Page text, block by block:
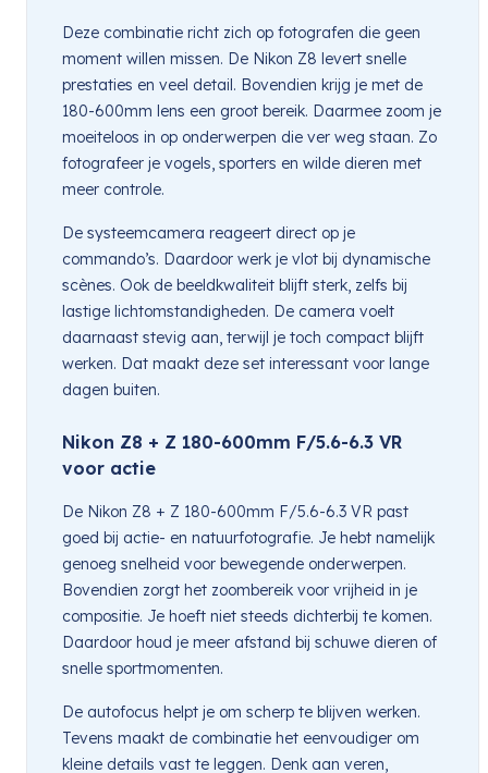
Deze combinatie richt zich op fotografen die geen
moment willen missen. De Nikon Z8 levert snelle
prestaties en veel detail. Bovendien krijg je met de
180-600mm lens een groot bereik. Daarmee zoom je
moeiteloos in op onderwerpen die ver weg staan. Zo
fotografeer je vogels, sporters en wilde dieren met
meer controle.
De systeemcamera reageert direct op je
commando’s. Daardoor werk je vlot bij dynamische
scènes. Ook de beeldkwaliteit blijft sterk, zelfs bij
lastige lichtomstandigheden. De camera voelt
daarnaast stevig aan, terwijl je toch compact blijft
werken. Dat maakt deze set interessant voor lange
dagen buiten.
Nikon Z8 + Z 180-600mm F/5.6-6.3 VR
voor actie
De Nikon Z8 + Z 180-600mm F/5.6-6.3 VR past
goed bij actie- en natuurfotografie. Je hebt namelijk
genoeg snelheid voor bewegende onderwerpen.
Bovendien zorgt het zoombereik voor vrijheid in je
compositie. Je hoeft niet steeds dichterbij te komen.
Daardoor houd je meer afstand bij schuwe dieren of
snelle sportmomenten.
De autofocus helpt je om scherp te blijven werken.
Tevens maakt de combinatie het eenvoudiger om
kleine details vast te leggen. Denk aan veren,